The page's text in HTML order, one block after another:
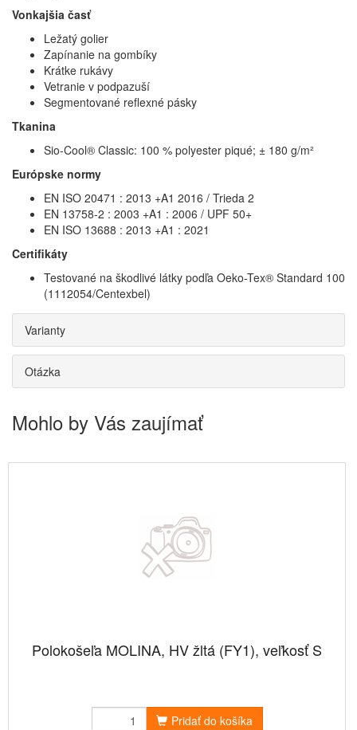
Vonkajšia časť
Ležatý golier
Zapínanie na gombíky
Krátke rukávy
Vetranie v podpazuší
Segmentované reflexné pásky
Tkanina
Sio-Cool® Classic: 100 % polyester piqué; ± 180 g/m²
Európske normy
EN ISO 20471 : 2013 +A1 2016 / Trieda 2
EN 13758-2 : 2003 +A1 : 2006 / UPF 50+
EN ISO 13688 : 2013 +A1 : 2021
Certifikáty
Testované na škodlivé látky podľa Oeko-Tex® Standard 100
(1112054/Centexbel)
Varianty
Otázka
Mohlo by Vás zaujímať
Polokošeľa MOLINA, HV žltá (FY1), veľkosť S
Pridať do košíka